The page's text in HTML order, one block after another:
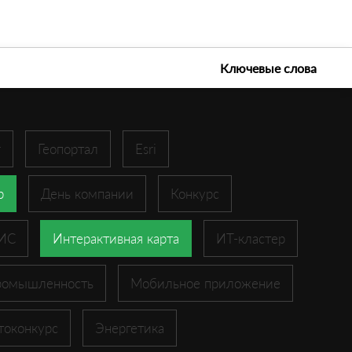
Ключевые слова
Геопортал Esri
День компании Конкурс
Интерактивная карта ИТ-кластер
Мобильное приложение
Энергетика